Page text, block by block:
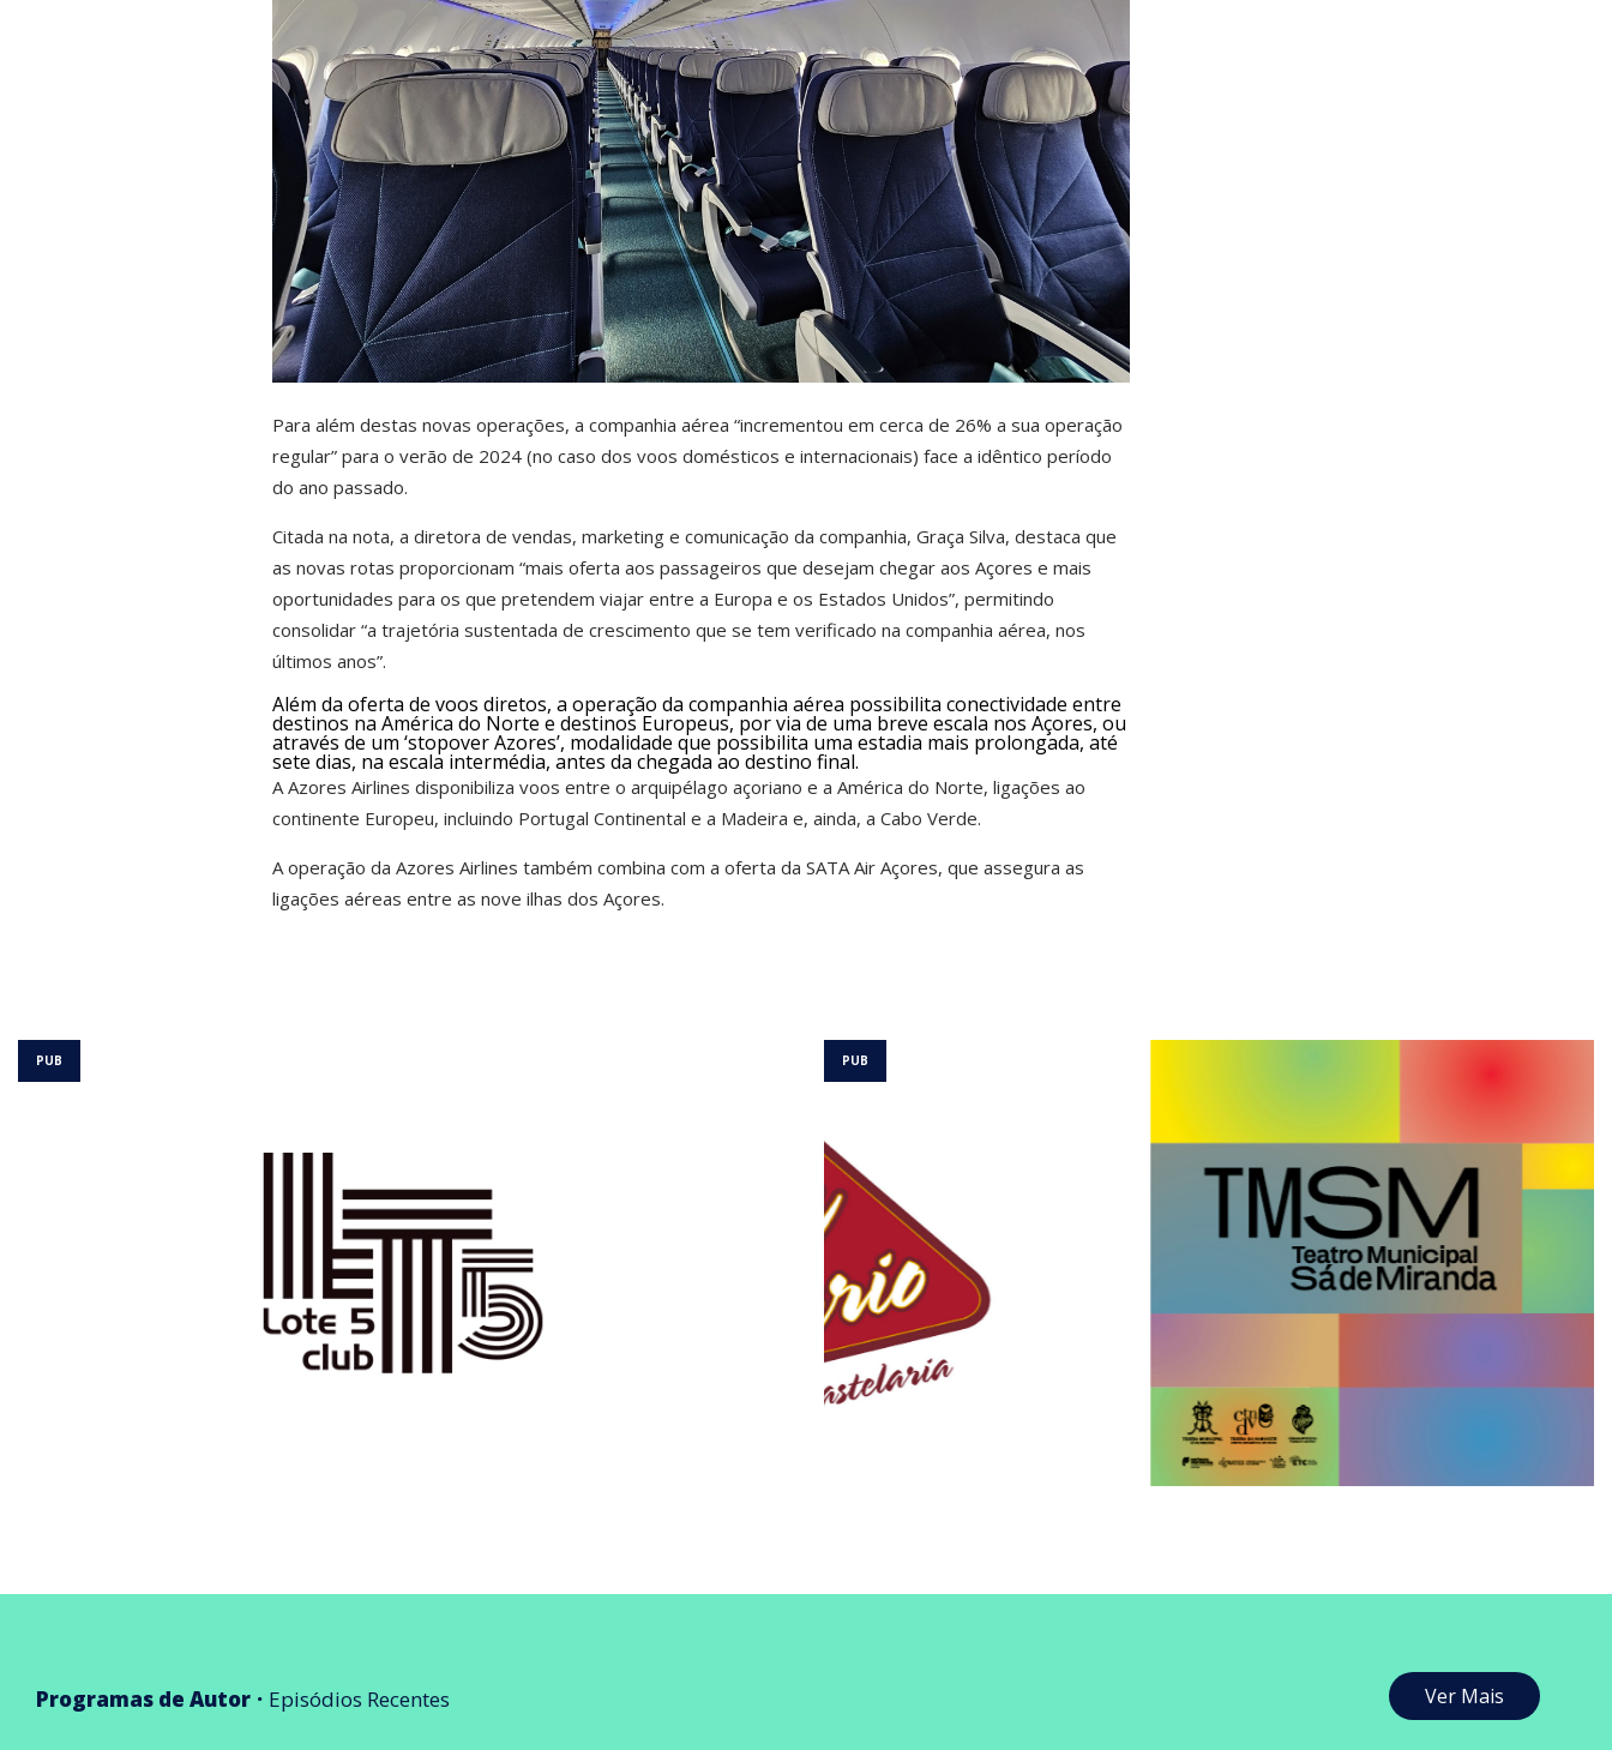
Para além destas novas operações, a companhia aérea “incrementou em cerca de 26% a sua operação
regular” para o verão de 2024 (no caso dos voos domésticos e internacionais) face a idêntico período
do ano passado.
Citada na nota, a diretora de vendas, marketing e comunicação da companhia, Graça Silva, destaca que
as novas rotas proporcionam “mais oferta aos passageiros que desejam chegar aos Açores e mais
oportunidades para os que pretendem viajar entre a Europa e os Estados Unidos”, permitindo
consolidar “a trajetória sustentada de crescimento que se tem verificado na companhia aérea, nos
últimos anos”.
Além da oferta de voos diretos, a operação da companhia aérea possibilita conectividade entre
destinos na América do Norte e destinos Europeus, por via de uma breve escala nos Açores, ou
através de um ‘stopover Azores’, modalidade que possibilita uma estadia mais prolongada, até
sete dias, na escala intermédia, antes da chegada ao destino final.
A Azores Airlines disponibiliza voos entre o arquipélago açoriano e a América do Norte, ligações ao
continente Europeu, incluindo Portugal Continental e a Madeira e, ainda, a Cabo Verde.
A operação da Azores Airlines também combina com a oferta da SATA Air Açores, que assegura as
ligações aéreas entre as nove ilhas dos Açores.
Programas de Autor Episódios Recentes Ver Mais